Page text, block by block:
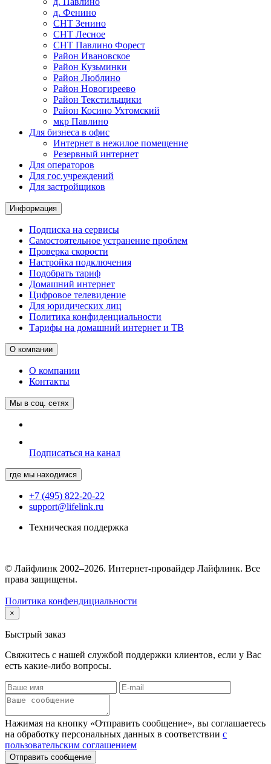
д. Фенино
СНТ Зенино
СНТ Лесное
СНТ Павлино Форест
Район Ивановское
Район Кузьминки
Район Люблино
Район Новогиреево
Район Текстильщики
Район Косино Ухтомский
мкр Павлино
Для бизнеса в офис
Интернет в нежилое помещение
Резервный интернет
Для операторов
Для гос.учреждений
Для застройщиков
Информация
Подписка на сервисы
Самостоятельное устранение проблем
Проверка скорости
Настройка подключения
Подобрать тариф
Домашний интернет
Цифровое телевидение
Для юридических лиц
Политика конфиденциальности
Тарифы на домашний интернет и ТВ
О компании
О компании
Контакты
Мы в соц. сетях
Подписаться на канал
где мы находимся
+7 (495) 822-20-22
support@lifelink.ru
Техническая поддержка
© Лайфлинк 2002–2026. Интернет-провайдер Лайфлинк. Все
права защищены.
Политика конфендициальности
×
Быстрый заказ
Свяжитесь с нашей службой поддержки клиентов, если у Вас
есть какие-либо вопросы.
Нажимая на кнопку «Отправить сообщение», вы соглашаетесь
на обработку персональных данных в соответствии с
пользовательским соглашением
Отправить сообщение